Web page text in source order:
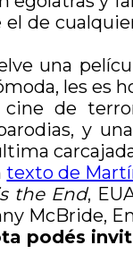
el de
una
les es
de
y
texto de
the End,
McBride,
podés